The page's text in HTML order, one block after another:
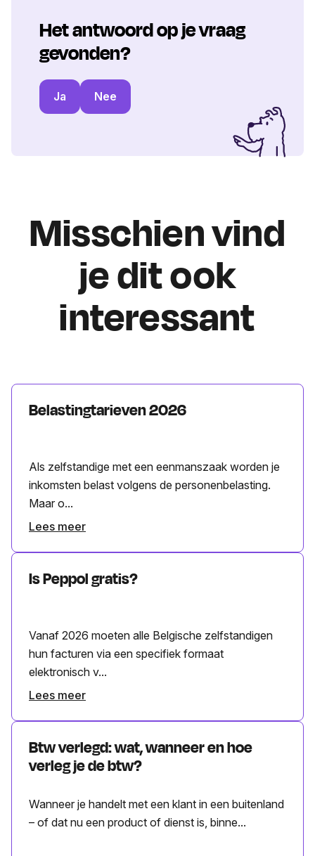
Het antwoord op je vraag
gevonden?
Ja Nee
Misschien vind
je dit ook
interessant
Belastingtarieven 2026
Als zelfstandige met een eenmanszaak worden je
inkomsten belast volgens de personenbelasting.
Maar o...
Lees meer
Is Peppol gratis?
Vanaf 2026 moeten alle Belgische zelfstandigen
hun facturen via een specifiek formaat
elektronisch v...
Lees meer
Btw verlegd: wat, wanneer en hoe
verleg je de btw?
Wanneer je handelt met een klant in een buitenland
– of dat nu een product of dienst is, binne...